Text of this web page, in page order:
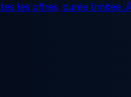
les offres, durée limitée.